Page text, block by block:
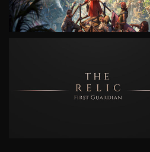
VIEW